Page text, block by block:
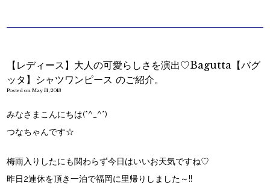
【レディース】大人の可愛らしさを演出♡Bagutta【バグ
ッタ】シャツワンピース のご紹介。
Posted on May 31, 2013
みなさまこんにちは(*^_^*)
つなちゃんです☆
梅雨入りしたにも関わらず今日はいいお天気ですね♡
昨日2連休を頂き一泊で福岡に里帰りしました～!!